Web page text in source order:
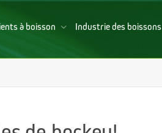
à boisson Industrie des boissons